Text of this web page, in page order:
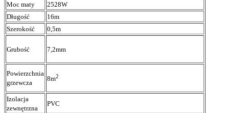
Moc maty
2528W
Długość
16m
Szerokość
0,5m
Grubość 7,2mm
Powierzchnia
grzewcza
8m2
Izolacja
zewnętrzna
PVC